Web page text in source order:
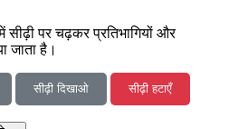
पर चढ़कर प्रतिभागियों और
जाता है।